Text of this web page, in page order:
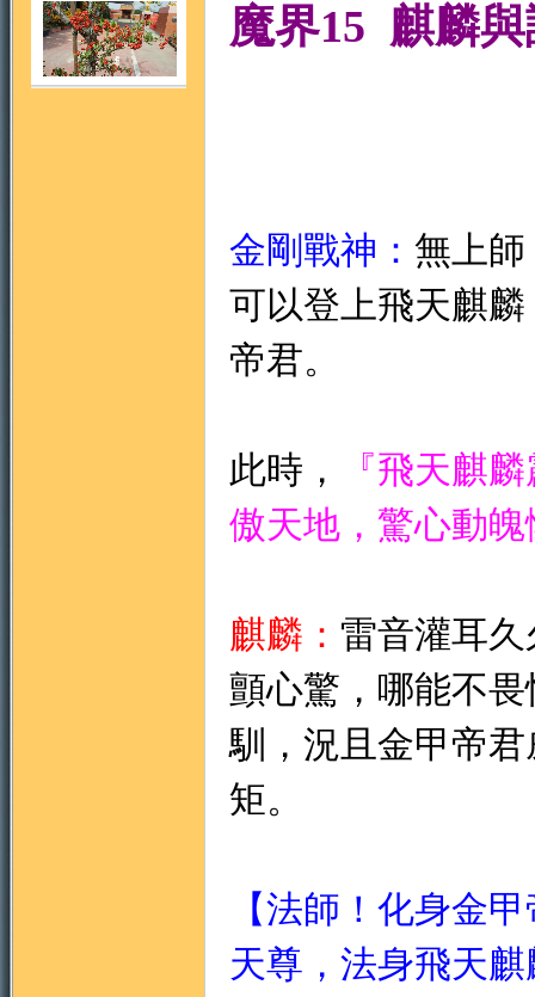
魔界15 麒麟
金剛戰神： 無上
可以登上飛天麒
帝君。
此時，
『飛天麒
傲天地，驚心動
麒麟： 雷音灌耳
顫心驚，哪能不
馴，況且金甲帝
矩。
【法師 ！ 化身金
天尊，法身飛天